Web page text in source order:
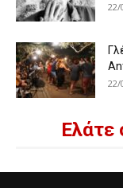
22/
22/
Ελάτε